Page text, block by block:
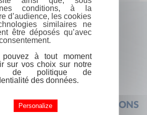
?FOIRE AUX QUESTIONS
conditions, à la
d’audience, les cookies
similaires ne
être déposés qu’avec
pouvez à tout moment
sur vos choix sur notre
de politique de
des données.
Personalize